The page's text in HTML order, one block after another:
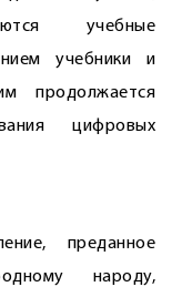
учебные
учебники и
продолжается
цифровых
преданное
народу,